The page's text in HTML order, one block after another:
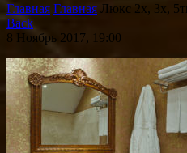
Главная Главная Люкс 2х, 3х,
Back
8 Ноябрь 2017, 19:00